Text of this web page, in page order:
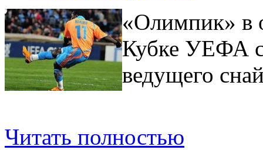
«Олимпик» в
Кубке УЕФА
ведущего
Читать полностью